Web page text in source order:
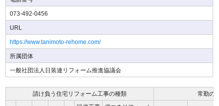
073-492-0456
URL
https://www.tanimoto-rehome.com/
所属団体
一般社団法人日装連リフォーム推進協議会
請け負う住宅リフォーム工事の種類 常勤の